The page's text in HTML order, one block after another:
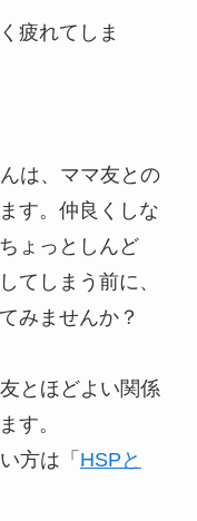
疲れてしま
は、ママ友との
す。仲良くしな
ょっとしんど
てしまう前に、
みませんか？
とほどよい関係
す。
方は「 HSPと